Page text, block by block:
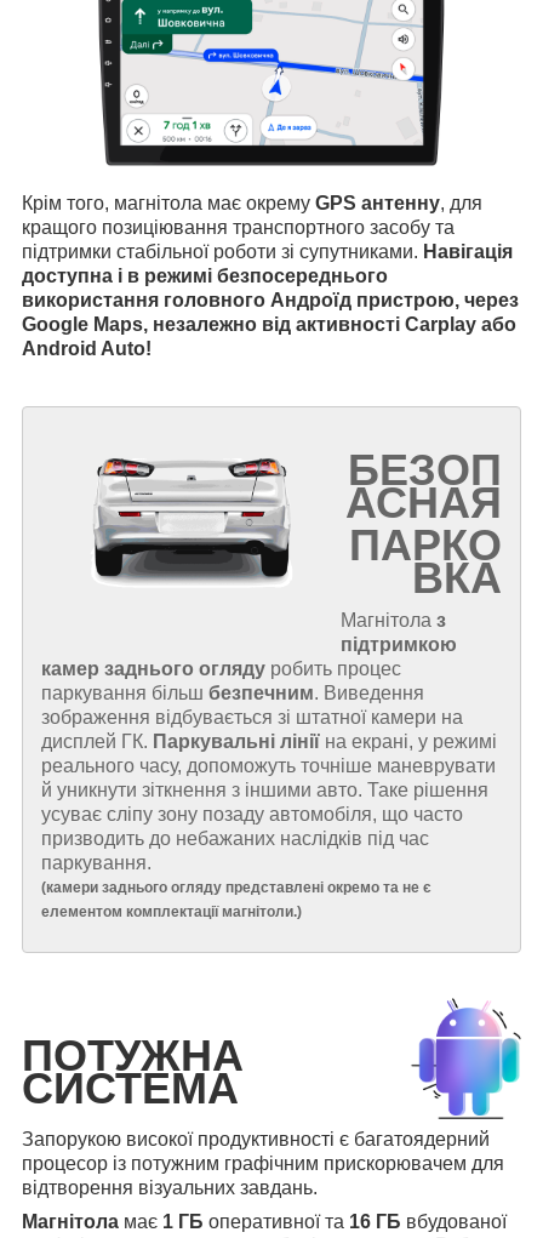
Крім того, магнітола має окрему GPS антенну, для
кращого позиціювання транспортного засобу та
підтримки стабільної роботи зі супутниками. Навігація
доступна і в режимі безпосереднього
використання головного Андроїд пристрою, через
Google Maps, незалежно від активності Carplay або
Android Auto!
БЕЗОП
АСНАЯ
ПАРКО
ВКА
Магнітола з
підтримкою
камер заднього огляду робить процес
паркування більш безпечним. Виведення
зображення відбувається зі штатної камери на
дисплей ГК. Паркувальні лінії на екрані, у режимі
реального часу, допоможуть точніше маневрувати
й уникнути зіткнення з іншими авто. Таке рішення
усуває сліпу зону позаду автомобіля, що часто
призводить до небажаних наслідків під час
паркування.
(камери заднього огляду представлені окремо та не є
елементом комплектації магнітоли.)
ПОТУЖНА
СИСТЕМА
Запорукою високої продуктивності є багатоядерний
процесор із потужним графічним прискорювачем для
відтворення візуальних завдань.
Магнітола має 1 ГБ оперативної та 16 ГБ вбудованої